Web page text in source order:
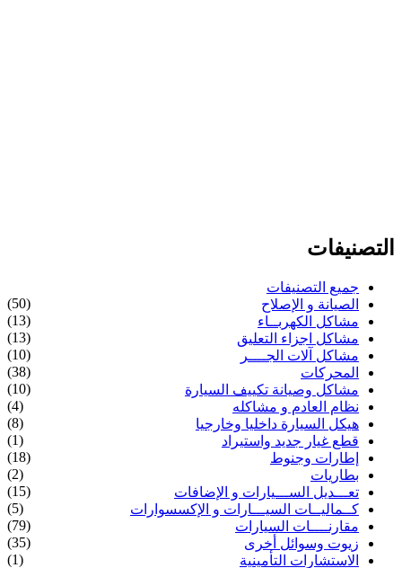
التصنيفات
جميع التصنيفات
الصيانة و الإصلاح
(50)
مشاكل الكهربــاء
(13)
مشاكل اجزاء التعليق
(13)
مشاكل آلات الجــــر
(10)
المحركات
(38)
مشاكل وصيانة تكييف السيارة
(10)
نظام العادم و مشاكله
(4)
هيكل السيارة داخليا وخارجيا
(8)
قطع غيار جديد واستيراد
(1)
إطارات وجنوط
(18)
بطاريات
(2)
تعـــديل الســـيارات و الإضافات
(15)
كــماليــات السيـــارات و الإكسسوارات
(5)
مقارنــــات السيارات
(79)
زيوت وسوائل أخرى
(35)
الاستشارات التأمينية
(1)